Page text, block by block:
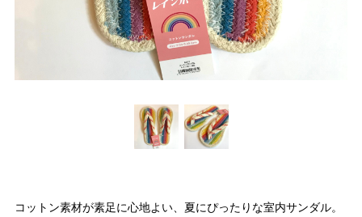
コットン素材が素足に心地よい、夏にぴったりな室内サンダル。